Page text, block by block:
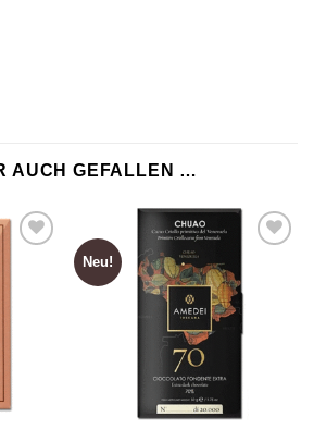
AUCH GEFALLEN …
Neu!
Wunschliste
hinzufügen